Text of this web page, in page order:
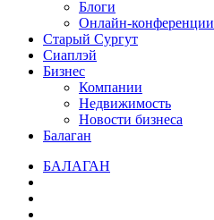
Блоги
Онлайн-конференции
Старый Сургут
Сиаплэй
Бизнес
Компании
Недвижимость
Новости бизнеса
Балаган
БАЛАГАН